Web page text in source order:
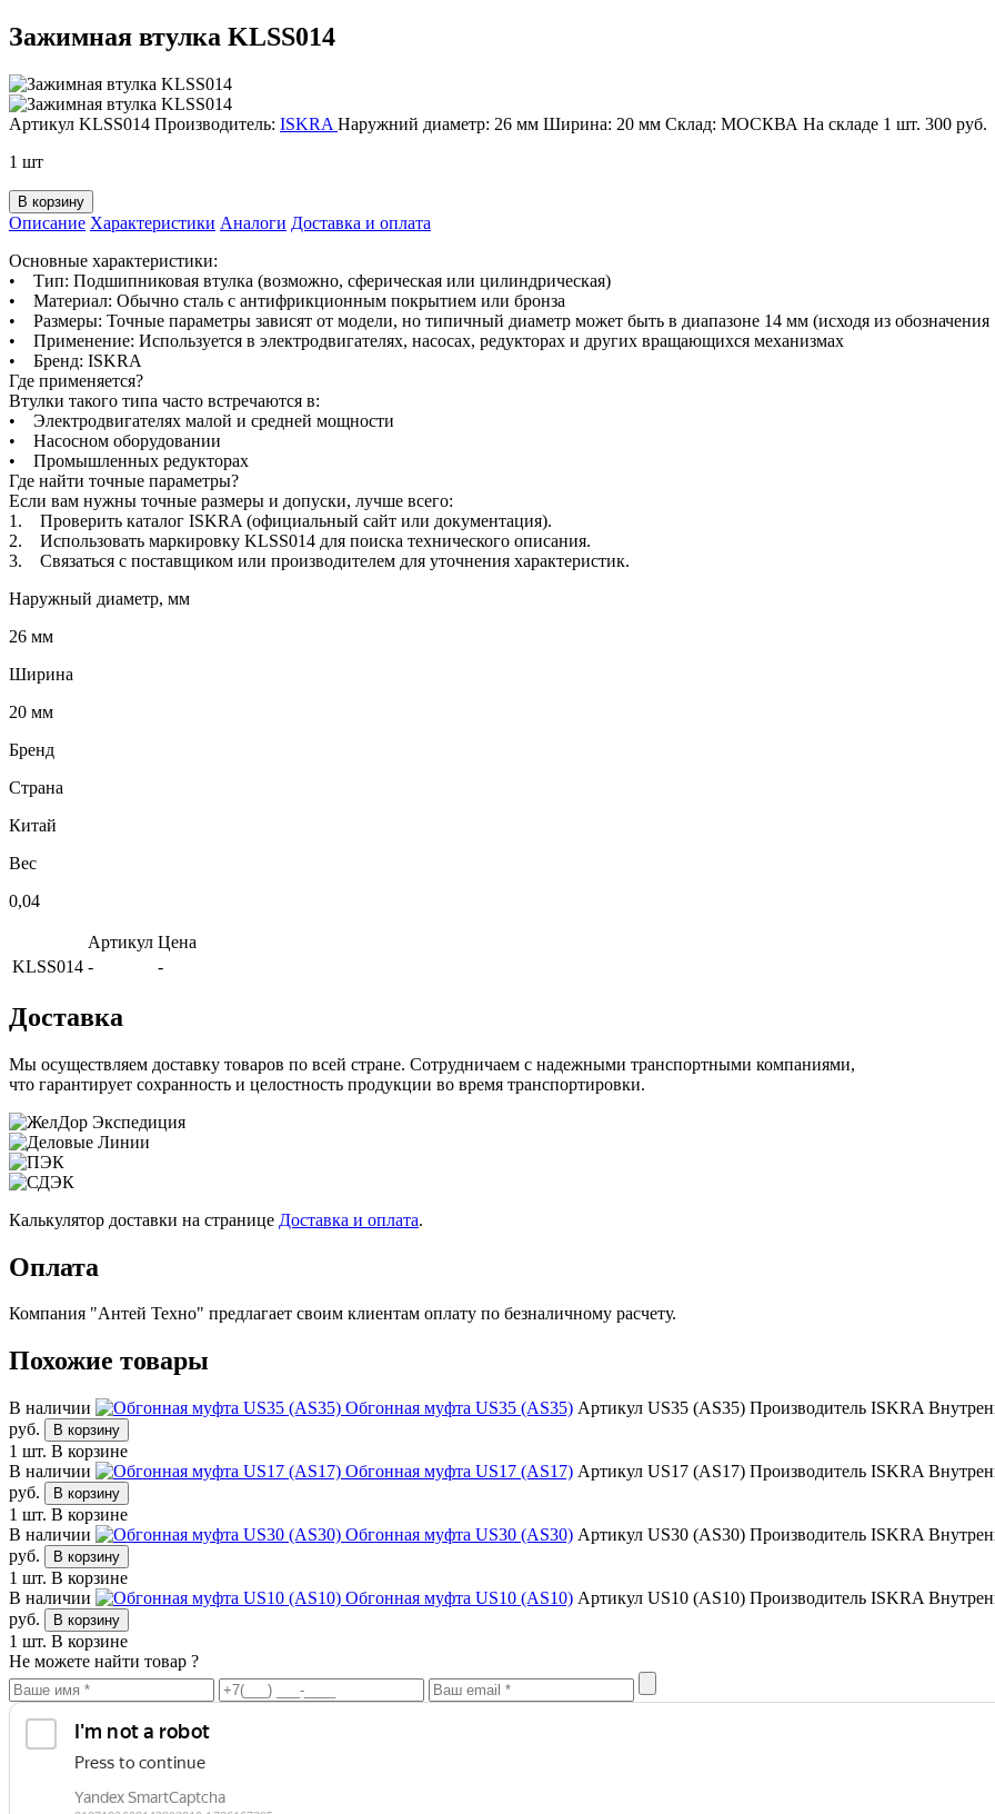
Зажимная втулка KLSS014
Артикул KLSS014 Производитель: ISKRA Наружний диаметр: 26 мм Ширина: 20 мм Склад: МОСКВА На складе 1 шт. 300 руб.
1 шт
В корзину
Описание Характеристики Аналоги Доставка и оплата
Основные характеристики:
• Тип: Подшипниковая втулка (возможно, сферическая или цилиндрическая)
• Материал: Обычно сталь с антифрикционным покрытием или бронза
• Размеры: Точные параметры зависят от модели, но типичный диаметр может быть в диапазоне 14 мм (исходя из
• Применение: Используется в электродвигателях, насосах, редукторах и других вращающихся механизмах
• Бренд: ISKRA
Где применяется?
Втулки такого типа часто встречаются в:
• Электродвигателях малой и средней мощности
• Насосном оборудовании
• Промышленных редукторах
Где найти точные параметры?
Если вам нужны точные размеры и допуски, лучше всего:
1. Проверить каталог ISKRA (официальный сайт или документация).
2. Использовать маркировку KLSS014 для поиска технического описания.
3. Связаться с поставщиком или производителем для уточнения характеристик.
Наружный диаметр, мм
26 мм
Ширина
20 мм
Бренд
Страна
Китай
Вес
0,04
Артикул Цена
KLSS014 - -
Доставка
Мы осуществляем доставку товаров по всей стране. Сотрудничаем с надежными транспортными компаниями,
что гарантирует сохранность и целостность продукции во время транспортировки.
Калькулятор доставки на странице Доставка и оплата.
Оплата
Компания "Антей Техно" предлагает своим клиентам оплату по безналичному расчету.
Похожие товары
В наличии Обгонная муфта US35 (AS35) Артикул US35 (AS35) Производитель ISKRA
руб.
В корзину
1 шт. В корзине
В наличии
Обгонная муфта US17 (AS17) Артикул US17 (AS17) Производитель ISKRA
руб.
В корзину
1 шт. В корзине
В наличии
Обгонная муфта US30 (AS30) Артикул US30 (AS30) Производитель ISKRA
руб.
В корзину
1 шт. В корзине
В наличии
Обгонная муфта US10 (AS10) Артикул US10 (AS10) Производитель ISKRA
руб.
В корзину
1 шт. В корзине
Не можете найти товар ?